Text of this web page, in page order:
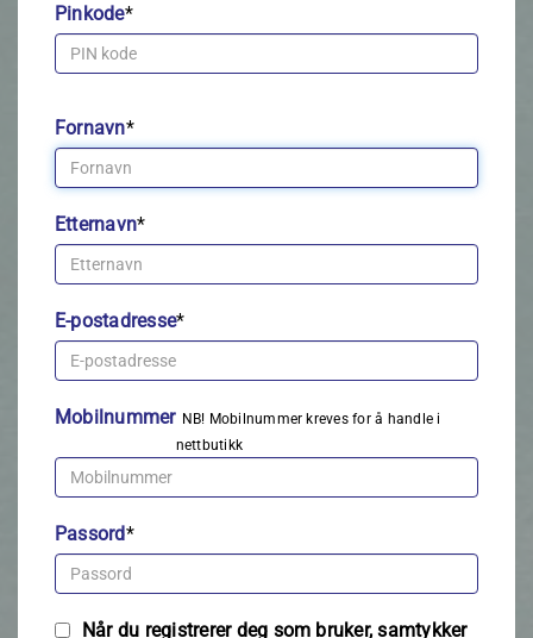
Pinkode*
Fornavn*
Etternavn*
E-postadresse*
Mobilnummer NB! Mobilnummer kreves for å handle i
nettbutikk
Passord*
Når du registrerer deg som bruker, samtykker